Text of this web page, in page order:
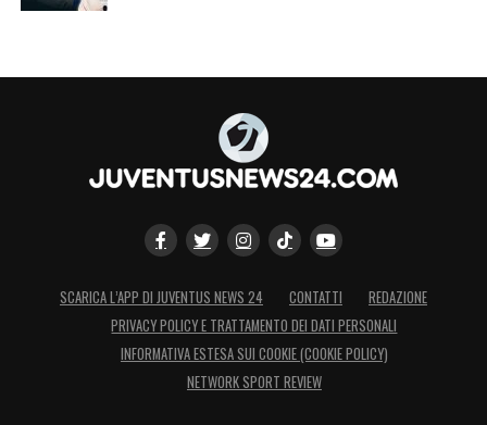
SCARICA L’APP DI JUVENTUS NEWS 24 CONTATTI
REDAZIONE
PRIVACY POLICY E TRATTAMENTO DEI DATI PERSONALI
INFORMATIVA ESTESA SUI COOKIE (COOKIE POLICY)
NETWORK SPORT REVIEW